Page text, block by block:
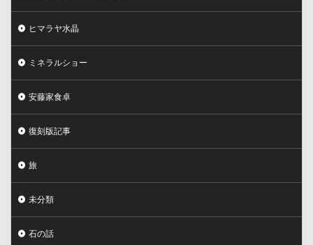
ヒマラヤ水晶
ミネラルショー
安藤家食卓
復刻版記事
旅
未分類
石の話